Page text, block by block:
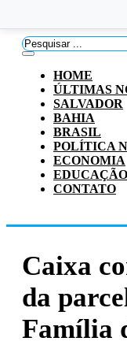
Pesquisar
...
HOME
ÚLTIMAS
SALVADOR
BAHIA
BRASIL
POLÍTICA
ECONOMIA
EDUCAÇÃO
CONTATO
Caixa
da
Família